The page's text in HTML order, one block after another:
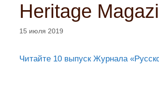
Heritage
15 июля 2019
Читайте 10 выпуск Журнала